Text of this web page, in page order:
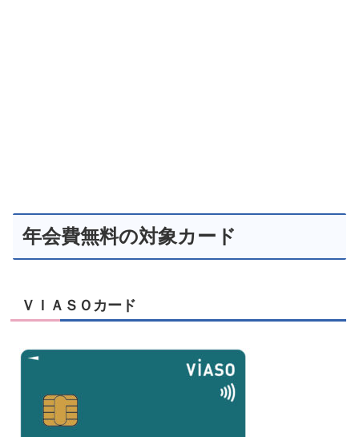
年会費無料の対象カード
ＶＩＡＳＯカード